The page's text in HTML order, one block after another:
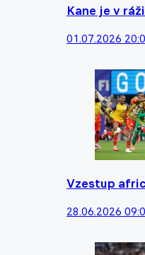
Kane je v
01.07.2026
Vzestup
28.06.2026